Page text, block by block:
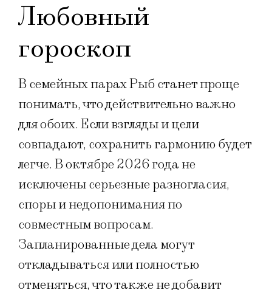
Любовный
гороскоп
В семейных парах Рыб станет проще
понимать, что действительно важно
для обоих. Если взгляды и цели
совпадают, сохранить гармонию будет
легче. В октябре 2026 года не
исключены серьезные разногласия,
споры и недопонимания по
совместным вопросам.
Запланированные дела могут
откладываться или полностью
отменяться, что также не добавит